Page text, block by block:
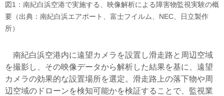
図1：南紀白浜空港で実施する、映像解析による障害物監視実験の概
要（出典：南紀白浜エアポート、富士フイルム、NEC、日立製作
所）
南紀白浜空港内に遠望カメラを設置し滑走路と周辺空域
を撮影し、その映像データから解析した結果を基に、遠望
カメラの効果的な設置場所を選定。滑走路上の落下物や周
辺空域のドローンを検知可能かを検証することで、監視業